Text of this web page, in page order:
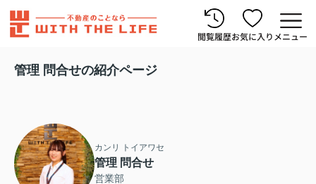
閲覧履歴お気に入り メニュー
管理 問合せの紹介ページ
カンリ トイアワセ
管理 問合せ
営業部